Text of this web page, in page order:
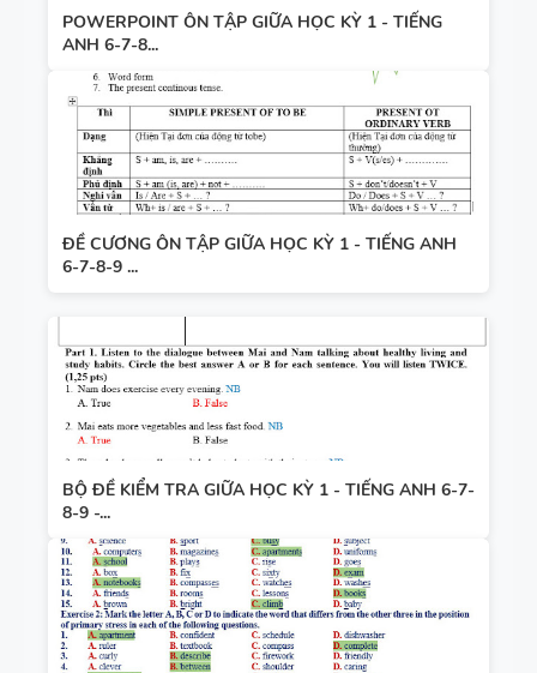
POWERPOINT ÔN TẬP GIỮA HỌC KỲ 1 - TIẾNG
ANH 6-7-8...
ĐỀ CƯƠNG ÔN TẬP GIỮA HỌC KỲ 1 - TIẾNG ANH
6-7-8-9 ...
BỘ ĐỀ KIỂM TRA GIỮA HỌC KỲ 1 - TIẾNG ANH 6-7-
8-9 -...